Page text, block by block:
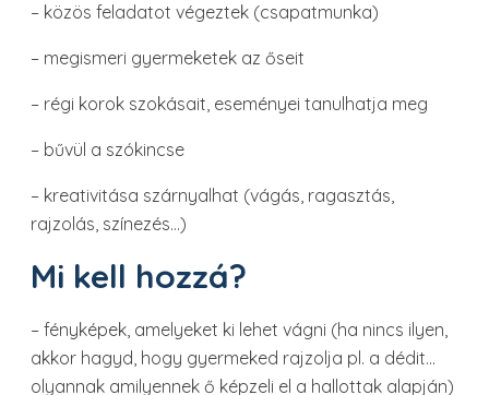
– közös feladatot végeztek (csapatmunka)
– megismeri gyermeketek az őseit
– régi korok szokásait, eseményei tanulhatja meg
– bűvül a szókincse
– kreativitása szárnyalhat (vágás, ragasztás,
rajzolás, színezés…)
Mi kell hozzá?
– fényképek, amelyeket ki lehet vágni (ha nincs ilyen,
akkor hagyd, hogy gyermeked rajzolja pl. a dédit…
olyannak amilyennek ő képzeli el a hallottak alapján)